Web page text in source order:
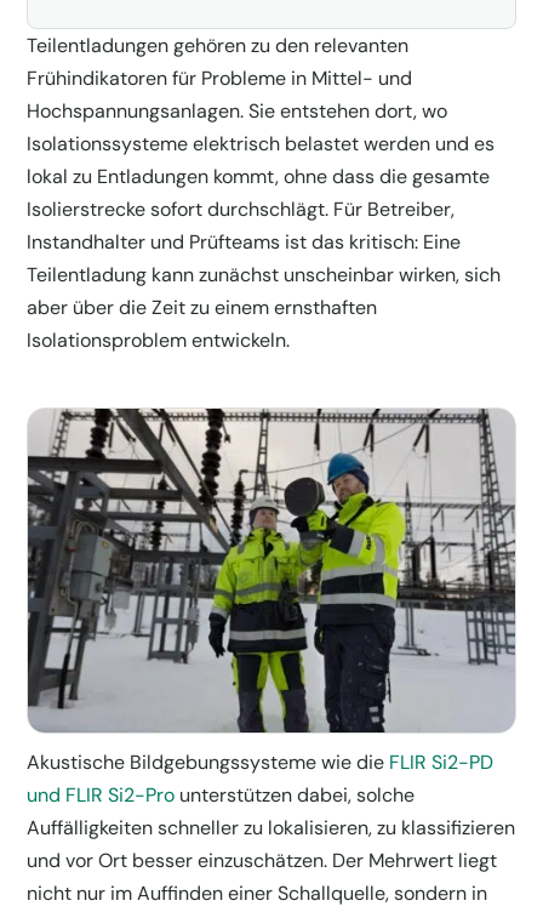
Teilentladungen gehören zu den relevanten
Frühindikatoren für Probleme in Mittel- und
Hochspannungsanlagen. Sie entstehen dort, wo
Isolationssysteme elektrisch belastet werden und es
lokal zu Entladungen kommt, ohne dass die gesamte
Isolierstrecke sofort durchschlägt. Für Betreiber,
Instandhalter und Prüfteams ist das kritisch: Eine
Teilentladung kann zunächst unscheinbar wirken, sich
aber über die Zeit zu einem ernsthaften
Isolationsproblem entwickeln.
Akustische Bildgebungssysteme wie die FLIR Si2-PD
und FLIR Si2-Pro unterstützen dabei, solche
Auffälligkeiten schneller zu lokalisieren, zu klassifizieren
und vor Ort besser einzuschätzen. Der Mehrwert liegt
nicht nur im Auffinden einer Schallquelle, sondern in